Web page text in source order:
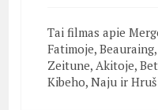
Tai filmas apie
Fatimoje,
Zeitune, Akitoje,
Kibeho, Naju ir